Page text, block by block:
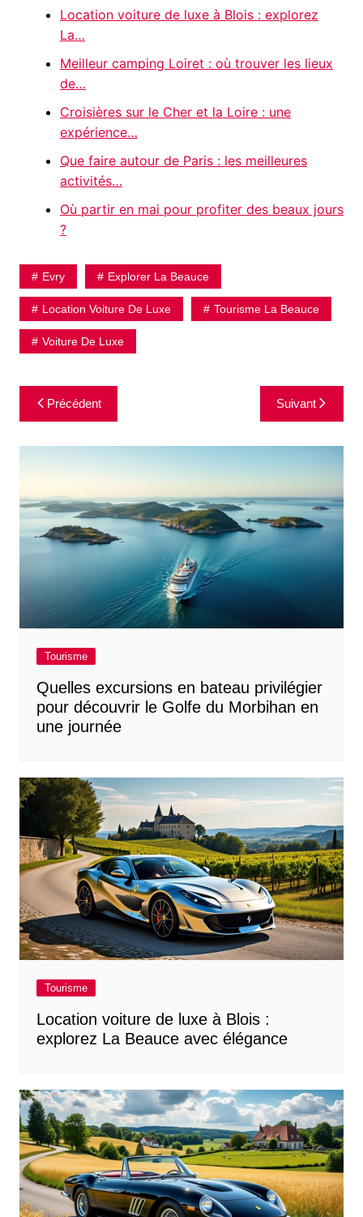
Location voiture de luxe à Blois : explorez
La…
Meilleur camping Loiret : où trouver les lieux
de…
Croisières sur le Cher et la Loire : une
expérience…
Que faire autour de Paris : les meilleures
activités…
Où partir en mai pour profiter des beaux jours
?
Evry Explorer La Beauce
Location Voiture De Luxe Tourisme La Beauce
Voiture De Luxe
Navigation
de
l’article
Précédent Suivant
Tourisme
Quelles excursions en bateau privilégier
pour découvrir le Golfe du Morbihan en
une journée
Tourisme
Location voiture de luxe à Blois :
explorez La Beauce avec élégance